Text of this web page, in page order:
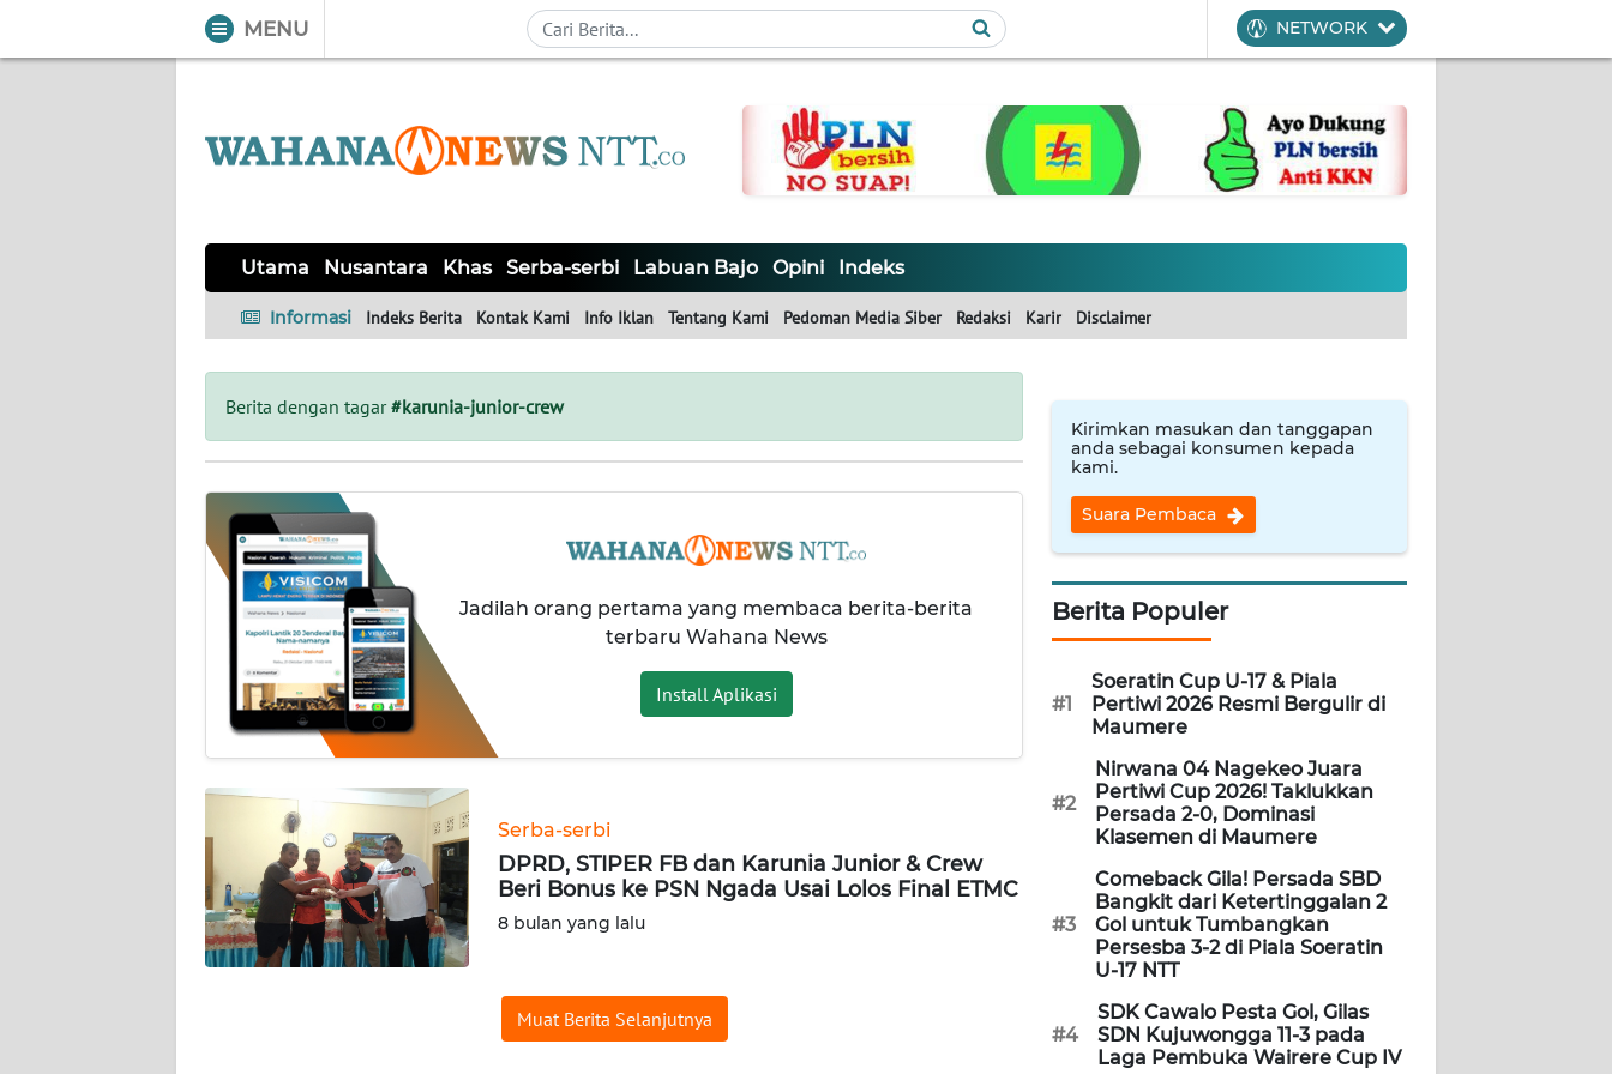
MENU NETWORK
Utama Nusantara Khas Serba-serbi Labuan Bajo Opini Indeks
Informasi Indeks Berita Kontak Kami Info Iklan Tentang Kami Pedoman Media Siber Redaksi Karir Disclaimer
Berita dengan tagar#karunia-junior-crew
Jadilah orang pertama yang membaca berita-berita
terbaru Wahana News
Install Aplikasi
Serba-serbi
DPRD, STIPER FB dan Karunia Junior & Crew
Beri Bonus ke PSN Ngada Usai Lolos Final ETMC
8 bulan yang lalu
Muat Berita Selanjutnya
Kirimkan masukan dan tanggapan
anda sebagai konsumen kepada
kami.
Suara Pembaca
Berita Populer
#1
Soeratin Cup U-17 & Piala
Pertiwi 2026 Resmi Bergulir di
Maumere
#2
Nirwana 04 Nagekeo Juara
Pertiwi Cup 2026! Taklukkan
Persada 2-0, Dominasi
Klasemen di Maumere
#3
Comeback Gila! Persada SBD
Bangkit dari Ketertinggalan 2
Gol untuk Tumbangkan
Persesba 3-2 di Piala Soeratin
U-17 NTT
#4
SDK Cawalo Pesta Gol, Gilas
SDN Kujuwongga 11-3 pada
Laga Pembuka Wairere Cup IV